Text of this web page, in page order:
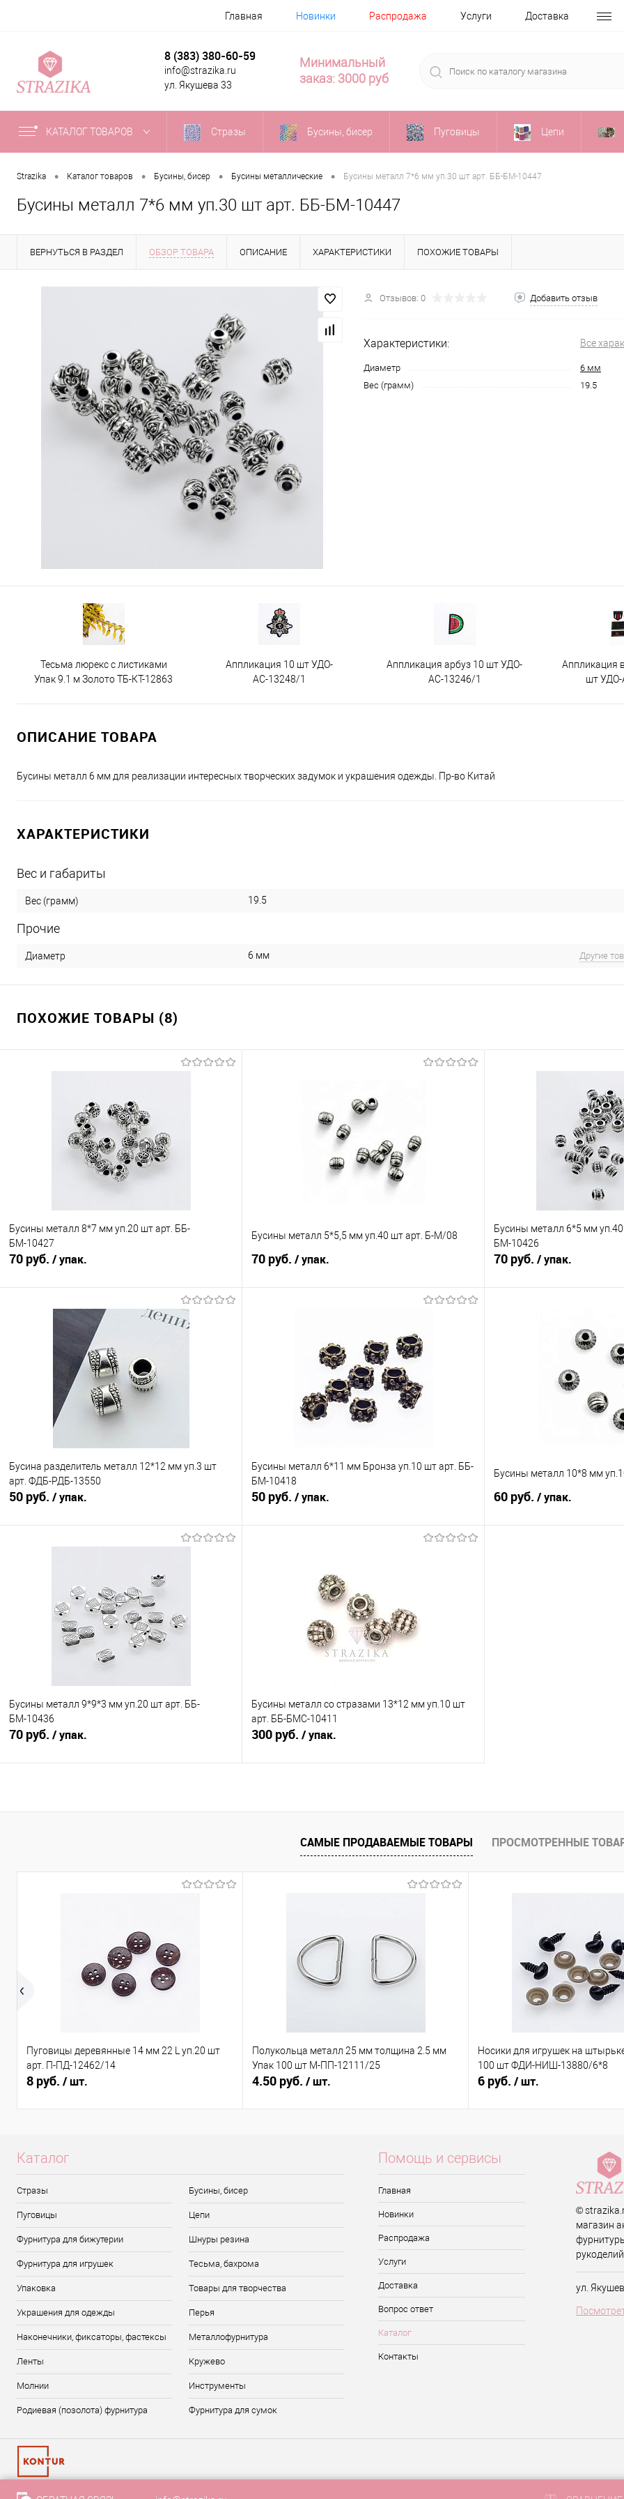
Главная Новинки Распродажа Услуги Доставка
8 (383) 380-60-59
info@strazika.ru
ул. Якушева 33
Минимальный
заказ: 3000 руб
КАТАЛОГ ТОВАРОВ Стразы Бусины, бисер Пуговицы Цепи
Strazika • Каталог товаров • Бусины, бисер • Бусины металлические • Бусины металл 7*6 мм уп.30 шт арт. ББ-БМ-10447
Бусины металл 7*6 мм уп.30 шт арт. ББ-БМ-10447
ВЕРНУТЬСЯ В РАЗДЕЛ ОБЗОР ТОВАРА ОПИСАНИЕ ХАРАКТЕРИСТИКИ ПОХОЖИЕ ТОВАРЫ
Отзывов: 0 Добавить отзыв
Характеристики: Все
Диаметр
6 мм
Вес (грамм)
19.5
Тесьма люрекс с листиками
Упак 9.1 м Золото ТБ-КТ-12863
Аппликация 10 шт УДО-
АС-13248/1
Аппликация арбуз 10 шт УДО-
АС-13246/1
Аппликация
шт
ОПИСАНИЕ ТОВАРА
Бусины металл 6 мм для реализации интересных творческих задумок и украшения одежды. Пр-во Китай
ХАРАКТЕРИСТИКИ
Вес и габариты
Вес (грамм) 19.5
Прочие
Диаметр 6 мм Другие
ПОХОЖИЕ ТОВАРЫ (8)
Бусины металл 8*7 мм уп.20 шт арт. ББ-
БМ-10427
70 руб. / упак.
В корзину
В избранное
Под заказ
Бусины металл 5*5,5 мм уп.40 шт арт. Б-М/08
70 руб. / упак.
Под заказ
Бусины металл 6*5 мм
БМ-10426
70 руб. / упак.
Бусина разделитель металл 12*12 мм уп.3 шт
арт. ФДБ-РДБ-13550
50 руб. / упак.
В избранное
Под заказ
Бусины металл 6*11 мм Бронза уп.10 шт арт. ББ-
БМ-10418
50 руб. / упак.
Недоступно
Бусины металл 10*8 мм
60 руб. / упак.
Бусины металл 9*9*3 мм уп.20 шт арт. ББ-
БМ-10436
70 руб. / упак.
Бусины металл со стразами 13*12 мм уп.10 шт
арт. ББ-БМС-10411
300 руб. / упак.
САМЫЕ ПРОДАВАЕМЫЕ ТОВАРЫ ПРОСМОТРЕННЫЕ
Пуговицы деревянные 14 мм 22 L уп.20 шт
арт. П-ПД-12462/14
8 руб. / шт.
Полукольца металл 25 мм толщина 2.5 мм
Упак 100 шт М-ПП-12111/25
4.50 руб. / шт.
Носики для игрушек на
100 шт ФДИ-НИШ-13880/6*8
6 руб. / шт.
Каталог
Стразы Бусины, бисер
Пуговицы Цепи
Фурнитура для бижутерии Шнуры резина
Фурнитура для игрушек Тесьма, бахрома
Упаковка Товары для творчества
Украшения для одежды Перья
Наконечники, фиксаторы, фастексы Металлофурнитура
Ленты Кружево
Молнии Инструменты
Родиевая (позолота) фурнитура Фурнитура для сумок
Помощь и сервисы
Главная
Новинки
Распродажа
Услуги
Доставка
Вопрос ответ
Каталог
Контакты
©
магазин
ул.